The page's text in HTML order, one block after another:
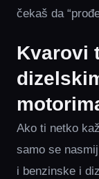
čekaš da
Kvarovi
Ako ti netko
samo se
i benzinske i